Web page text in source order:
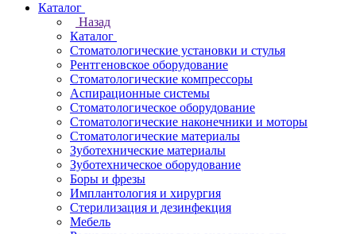
Каталог
Назад
Каталог
Стоматологические установки и стулья
Рентгеновское оборудование
Стоматологические компрессоры
Аспирационные системы
Стоматологическое оборудование
Стоматологические наконечники и моторы
Стоматологические материалы
Зуботехнические материалы
Зуботехническое оборудование
Боры и фрезы
Имплантология и хирургия
Стерилизация и дезинфекция
Мебель